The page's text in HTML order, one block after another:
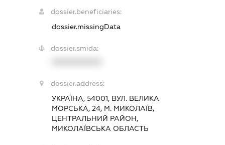
dossier.beneficiaries:
dossier.missingData
dossier.smida:
dossier.address:
УКРАЇНА, 54001, ВУЛ. ВЕЛИКА
МОРСЬКА, 24, М. МИКОЛАЇВ,
ЦЕНТРАЛЬНИЙ РАЙОН,
МИКОЛАЇВСЬКА ОБЛАСТЬ